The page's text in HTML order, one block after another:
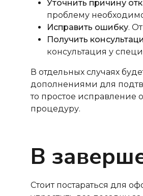
Уточнить причину
проблему
Исправить ошибку.
Получить
консультация у
В отдельных случаях
дополнениями для
то простое исправление
процедуру.
В
Стоит постараться для